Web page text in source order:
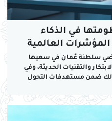
في الذكاء
العالمية
سلطنة عُمان في سعيها
والتقنيات الحديثة، وفي
ضمن مستهدفات التحول
وداعمًا لتعزيز الكفاءة
من اكتساب المهارات